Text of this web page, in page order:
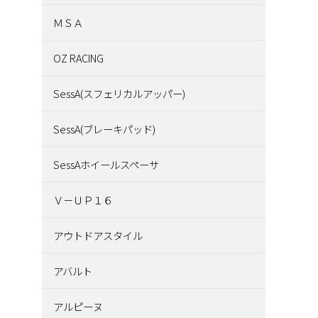
ＭＳＡ
OZ RACING
SessA(スフェリカルアッパー)
SessA(ブレーキパッド)
SessAホイールスペーサ
Ｖ－ＵＰ１６
アウトドアスタイル
アバルト
アルピーヌ